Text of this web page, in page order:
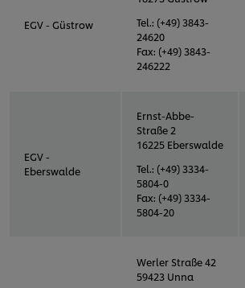
EGV - Güstrow
Tel.: (+49) 3843-
24620
Fax: (+49) 3843-
246222
EGV -
Eberswalde
Ernst-Abbe-
Straße 2
16225 Eberswalde
Tel.: (+49) 3334-
5804-0
Fax: (+49) 3334-
5804-20
Werler Straße 42
59423 Unna